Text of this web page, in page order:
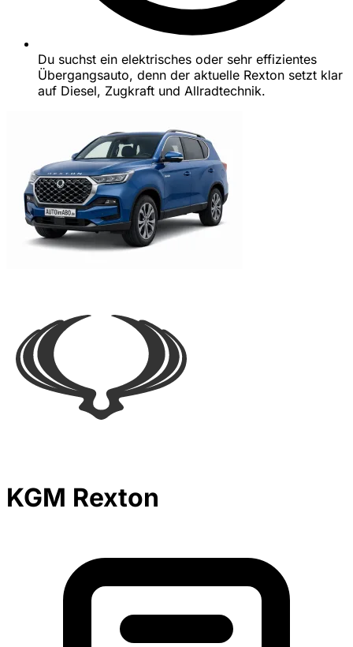
Du suchst ein elektrisches oder sehr effizientes
Übergangsauto, denn der aktuelle Rexton setzt klar
auf Diesel, Zugkraft und Allradtechnik.
KGM Rexton